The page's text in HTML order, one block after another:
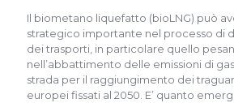
Il biometano liquefatto (bioLNG) può
strategico importante nel processo di
dei trasporti, in particolare quello
nell’abbattimento delle emissioni di
strada per il raggiungimento dei
europei fissati al 2050. E’ quanto